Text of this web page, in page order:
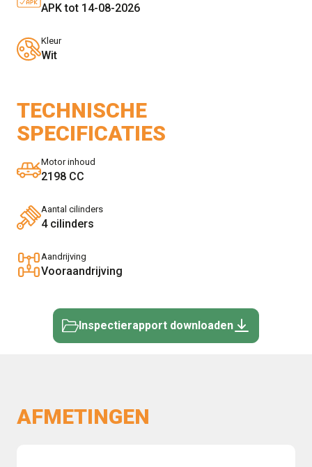
APK tot 14-08-2026
Kleur
Wit
TECHNISCHE
SPECIFICATIES
Motor inhoud
2198 CC
Aantal cilinders
4 cilinders
Aandrijving
Vooraandrijving
Inspectierapport downloaden
AFMETINGEN